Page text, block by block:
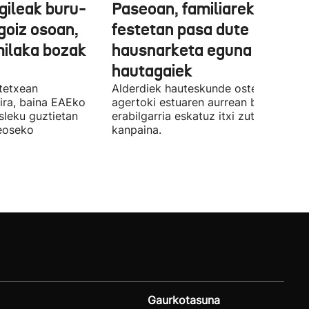
buru-
osoan,
bozak
baina EAEko
guztietan
Paseoan, familiarekin edo
festetan pasa dute
hausnarketa eguna
hautagaiek
Alderdiek hauteskunde osteko
agertoki estuaren aurrean boto
erabilgarria eskatuz itxi zuten atzo
kanpaina.
Gaurkotasuna